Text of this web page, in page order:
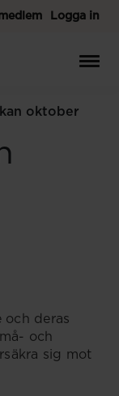
Logga in
oktober
och deras
och
sig mot